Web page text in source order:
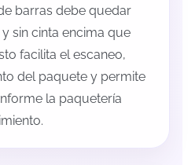
barras debe quedar
sin cinta encima que
facilita el escaneo,
del paquete y permite
la paquetería